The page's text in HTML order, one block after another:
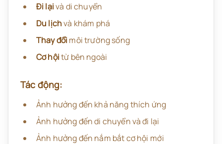
Đi lạivà di chuyển
Du lịchvà khám phá
Thay đổimôi trường sống
Cơ hộitừ bên ngoài
Tác động:
Ảnh hưởng đến khả năng thích ứng
Ảnh hưởng đến di chuyển và đi lại
Ảnh hưởng đến nắm bắt cơ hội mới